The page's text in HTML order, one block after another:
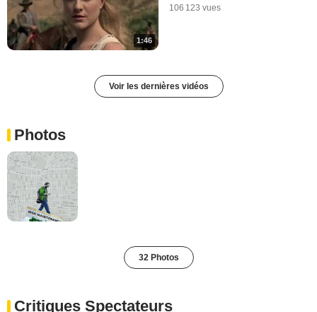
1:46
106 123 vues
Voir les dernières vidéos
Photos
32 Photos
Critiques Spectateurs